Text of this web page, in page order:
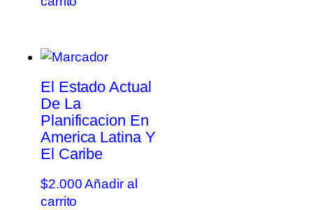
El Estado Actual
De La
Planificacion En
America Latina Y
El Caribe
$2.000 Añadir al
carrito